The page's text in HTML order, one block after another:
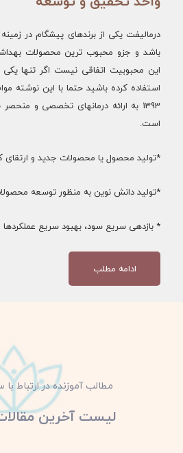
درمالیفت یکی از برندهای پیشگام در
باشد و جزو محبوب ترین محصولات
این محبوبیت اتفاقی نیست اگر تنها
استفاده کرده باشید حتما با این نوشته
1393 به ارائه درمانهای تخصصی و
است.
*تولید محصول یا محصولات جدید و
*تولید دانش نوین به منظور توسعه
* بازدهی سریع سود، بهبود سریع عملکردها
ادامه مطلب
مطالب آموزنده در ارتباط
لیست آخرین